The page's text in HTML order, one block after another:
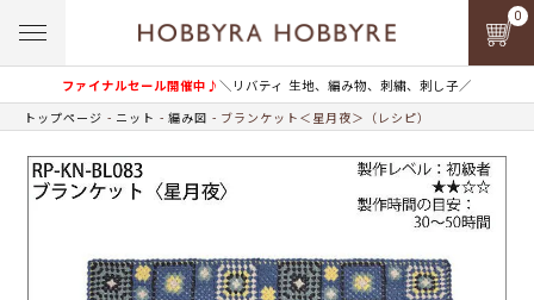
ファイナルセール開催中♪＼リバティ 生地、編み物、刺繍、刺し子／
0
トップページ ニット 編み図 ブランケット＜星月夜＞（レシピ）